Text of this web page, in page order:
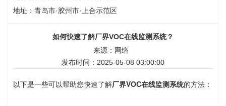
地址：青岛市·胶州市·上合示范区
如何快速了解厂界VOC在线监测系统？
来源：网络
发布时间：2025-05-08 03:00:00
以下是一些可以帮助您快速了解厂界VOC在线监测系统的方法：